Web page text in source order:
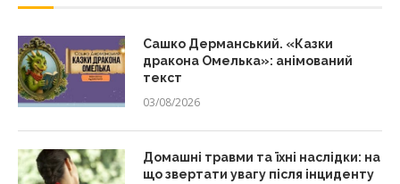
Сашко Дерманський. «Казки
дракона Омелька»: анімований
текст
03/08/2026
Домашні травми та їхні наслідки: на
що звертати увагу після інциденту